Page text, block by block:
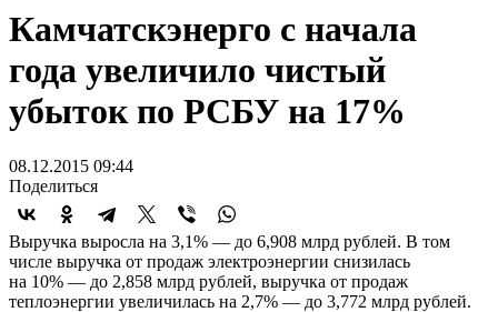
Камчатскэнерго с начала
года увеличило чистый
убыток по РСБУ на 17%
08.12.2015 09:44
Поделиться
Выручка выросла на 3,1% — до 6,908 млрд рублей. В том
числе выручка от продаж электроэнергии снизилась
на 10% — до 2,858 млрд рублей, выручка от продаж
теплоэнергии увеличилась на 2,7% — до 3,772 млрд рублей.